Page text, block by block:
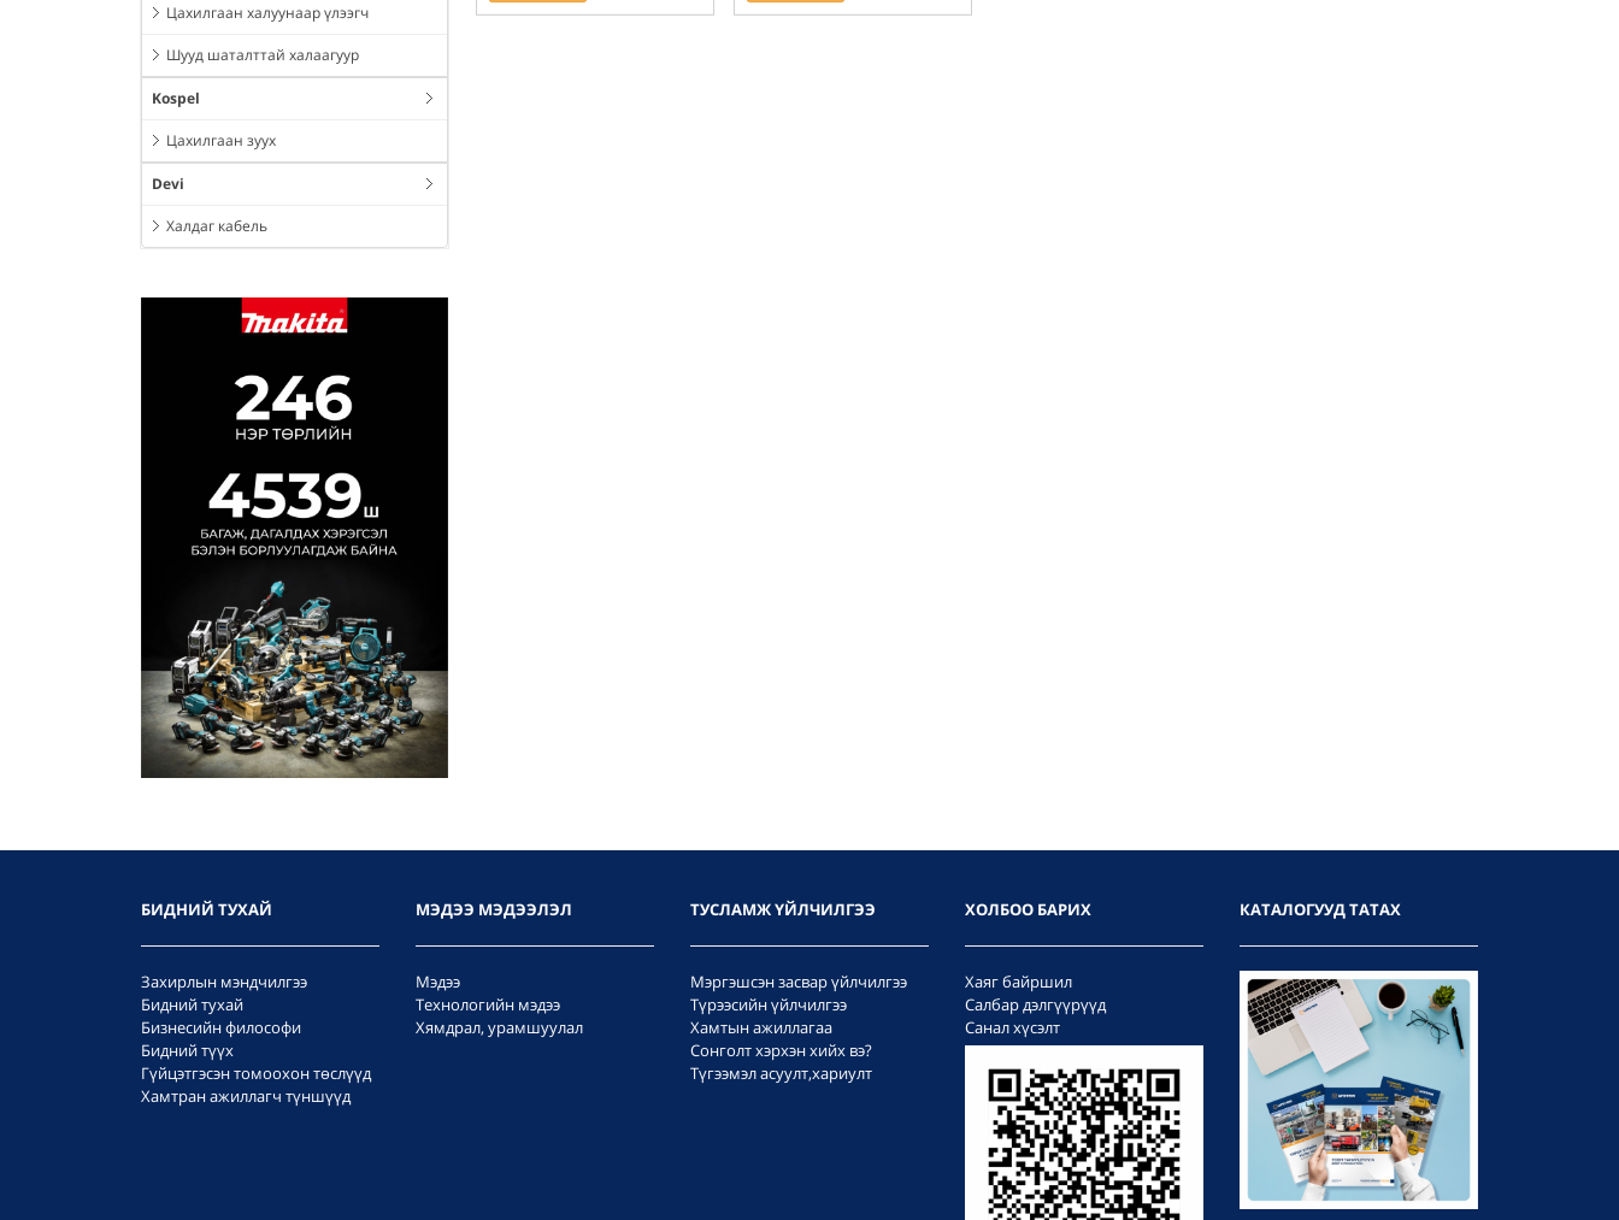
Цахилгаан халуунаар үлээгч
Шууд шаталттай халаагуур
Kospel
Цахилгаан зуух
Devi
Халдаг кабель
БИДНИЙ ТУХАЙ
Захирлын мэндчилгээ
Бидний тухай
Бизнесийн философи
Бидний түүх
Гүйцэтгэсэн томоохон төслүүд
Хамтран ажиллагч түншүүд
МЭДЭЭ МЭДЭЭЛЭЛ
Мэдээ
Технологийн мэдээ
Хямдрал, урамшуулал
ТУСЛАМЖ ҮЙЛЧИЛГЭЭ
Мэргэшсэн засвар үйлчилгээ
Түрээсийн үйлчилгээ
Хамтын ажиллагаа
Сонголт хэрхэн хийх вэ?
Түгээмэл асуулт,хариулт
ХОЛБОО БАРИХ
Хаяг байршил
Салбар дэлгүүрүүд
Санал хүсэлт
КАТАЛОГУУД ТАТАХ